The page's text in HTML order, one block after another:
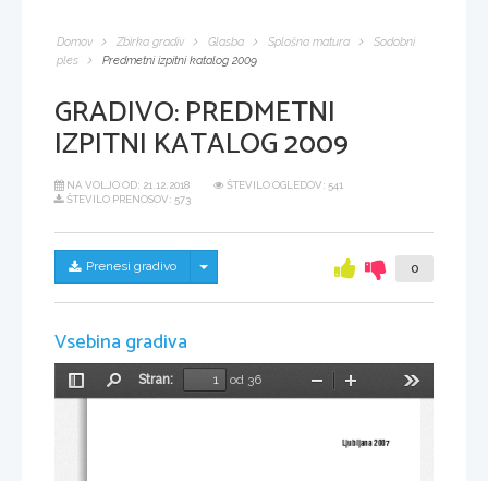
Domov Zbirka gradiv Glasba Splošna matura
Sodobni
ples
Predmetni izpitni katalog 2009
GRADIVO:PREDMETNI
IZPITNI KATALOG 2009
NA VOLJO OD: 21.12.2018
ŠTEVILO OGLEDOV: 541
ŠTEVILO PRENOSOV: 573
Prenesi gradivo Skrij/prikaži meni 0
Vsebina gradiva
Preklopi
Stran:
od 36
Pomanjšaj
Ljubljana 2007